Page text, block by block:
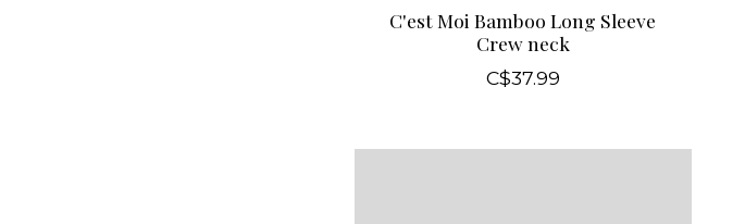
C'est Moi Bamboo Long Sleeve
Crew neck
C$37.99